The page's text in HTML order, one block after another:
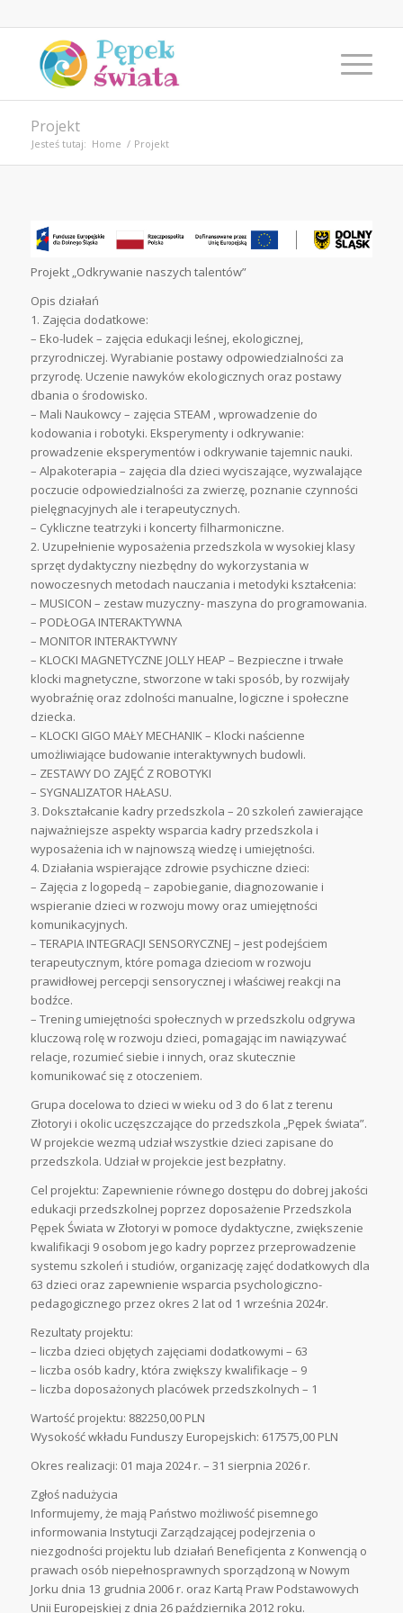
Projekt
Jesteś tutaj: Home / Projekt
Projekt „Odkrywanie naszych talentów”
Opis działań
1. Zajęcia dodatkowe:
– Eko-ludek – zajęcia edukacji leśnej, ekologicznej,
przyrodniczej. Wyrabianie postawy odpowiedzialności za
przyrodę. Uczenie nawyków ekologicznych oraz postawy
dbania o środowisko.
– Mali Naukowcy – zajęcia STEAM , wprowadzenie do
kodowania i robotyki. Eksperymenty i odkrywanie:
prowadzenie eksperymentów i odkrywanie tajemnic nauki.
– Alpakoterapia – zajęcia dla dzieci wyciszające, wyzwalające
poczucie odpowiedzialności za zwierzę, poznanie czynności
pielęgnacyjnych ale i terapeutycznych.
– Cykliczne teatrzyki i koncerty filharmoniczne.
2. Uzupełnienie wyposażenia przedszkola w wysokiej klasy
sprzęt dydaktyczny niezbędny do wykorzystania w
nowoczesnych metodach nauczania i metodyki kształcenia:
– MUSICON – zestaw muzyczny- maszyna do programowania.
– PODŁOGA INTERAKTYWNA
– MONITOR INTERAKTYWNY
– KLOCKI MAGNETYCZNE JOLLY HEAP – Bezpieczne i trwałe
klocki magnetyczne, stworzone w taki sposób, by rozwijały
wyobraźnię oraz zdolności manualne, logiczne i społeczne
dziecka.
– KLOCKI GIGO MAŁY MECHANIK – Klocki naścienne
umożliwiające budowanie interaktywnych budowli.
– ZESTAWY DO ZAJĘĆ Z ROBOTYKI
– SYGNALIZATOR HAŁASU.
3. Dokształcanie kadry przedszkola – 20 szkoleń zawierające
najważniejsze aspekty wsparcia kadry przedszkola i
wyposażenia ich w najnowszą wiedzę i umiejętności.
4. Działania wspierające zdrowie psychiczne dzieci:
– Zajęcia z logopedą – zapobieganie, diagnozowanie i
wspieranie dzieci w rozwoju mowy oraz umiejętności
komunikacyjnych.
– TERAPIA INTEGRACJI SENSORYCZNEJ – jest podejściem
terapeutycznym, które pomaga dzieciom w rozwoju
prawidłowej percepcji sensorycznej i właściwej reakcji na
bodźce.
– Trening umiejętności społecznych w przedszkolu odgrywa
kluczową rolę w rozwoju dzieci, pomagając im nawiązywać
relacje, rozumieć siebie i innych, oraz skutecznie
komunikować się z otoczeniem.
Grupa docelowa to dzieci w wieku od 3 do 6 lat z terenu
Złotoryi i okolic uczęszczające do przedszkola „Pępek świata”.
W projekcie wezmą udział wszystkie dzieci zapisane do
przedszkola. Udział w projekcie jest bezpłatny.
Cel projektu: Zapewnienie równego dostępu do dobrej jakości
edukacji przedszkolnej poprzez doposażenie Przedszkola
Pępek Świata w Złotoryi w pomoce dydaktyczne, zwiększenie
kwalifikacji 9 osobom jego kadry poprzez przeprowadzenie
systemu szkoleń i studiów, organizację zajęć dodatkowych dla
63 dzieci oraz zapewnienie wsparcia psychologiczno-
pedagogicznego przez okres 2 lat od 1 września 2024r.
Rezultaty projektu:
– liczba dzieci objętych zajęciami dodatkowymi – 63
– liczba osób kadry, która zwiększy kwalifikacje – 9
– liczba doposażonych placówek przedszkolnych – 1
Wartość projektu: 882250,00 PLN
Wysokość wkładu Funduszy Europejskich: 617575,00 PLN
Okres realizacji: 01 maja 2024 r. – 31 sierpnia 2026 r.
Zgłoś nadużycia
Informujemy, że mają Państwo możliwość pisemnego
informowania Instytucji Zarządzającej podejrzenia o
niezgodności projektu lub działań Beneficjenta z Konwencją o
prawach osób niepełnosprawnych sporządzoną w Nowym
Jorku dnia 13 grudnia 2006 r. oraz Kartą Praw Podstawowych
Unii Europejskiej z dnia 26 października 2012 roku.